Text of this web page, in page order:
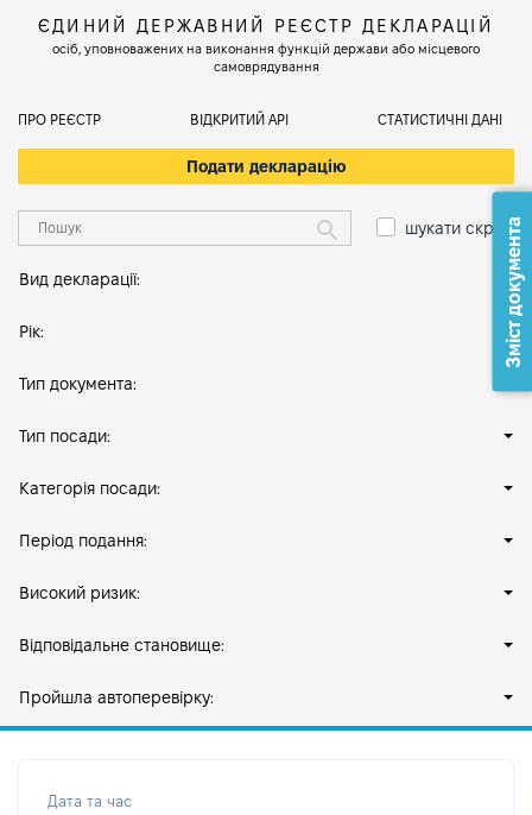
ЄДИНИЙ ДЕРЖАВНИЙ РЕЄСТР ДЕКЛАРАЦІЙ
осіб, уповноважених на виконання функцій держави або місцевого
самоврядування
ПРО РЕЄСТР ВІДКРИТИЙ АРІ СТАТИСТИЧНІ ДАНІ
Подати декларацію
шукати скрізь
Вид декларації:
Рік:
Тип документа:
Тип посади:
Категорія посади:
Період подання:
Високий ризик:
Відповідальне становище:
Пройшла автоперевірку:
Дата та час
Зміст документа